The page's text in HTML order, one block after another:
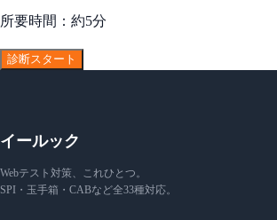
所要時間：約5分
診断スタート
イールック
Webテスト対策、これひとつ。
SPI・玉手箱・CABなど全33種対応。